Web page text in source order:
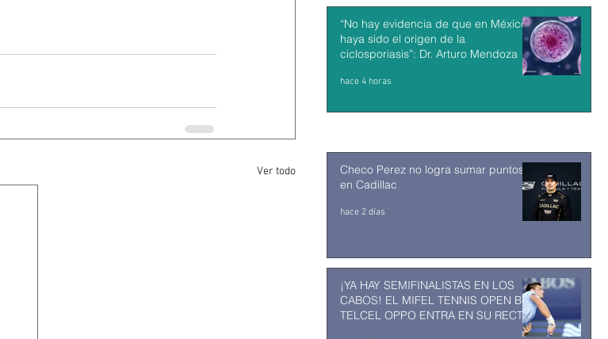
Ver todo
“No hay evidencia de que en México
haya sido el origen de la
ciclosporiasis”: Dr. Arturo Mendoza
hace 4 horas
Checo Perez no logra sumar puntos
en Cadillac
hace 2 días
¡YA HAY SEMIFINALISTAS EN LOS
CABOS! EL MIFEL TENNIS OPEN BY
TELCEL OPPO ENTRA EN SU RECTA